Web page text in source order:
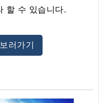
할 수 있습니다.
러가기